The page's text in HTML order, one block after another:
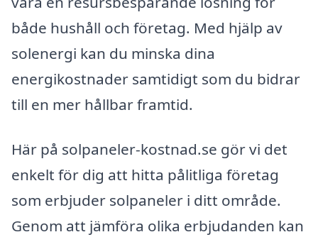
både hushåll och företag. Med hjälp av
solenergi kan du minska dina
energikostnader samtidigt som du bidrar
till en mer hållbar framtid.
Här på solpaneler-kostnad.se gör vi det
enkelt för dig att hitta pålitliga företag
som erbjuder solpaneler i ditt område.
Genom att jämföra olika erbjudanden kan